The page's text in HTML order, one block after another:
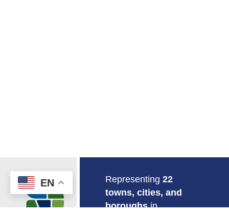
Return to Home Representing 22
towns, cities, and
boroughsin
EN